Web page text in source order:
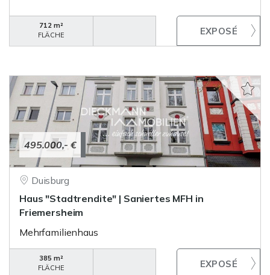
712 m²
FLÄCHE
495.000,- €
Duisburg
Haus "Stadtrendite" | Saniertes MFH in
Friemersheim
Mehrfamilienhaus
385 m²
FLÄCHE